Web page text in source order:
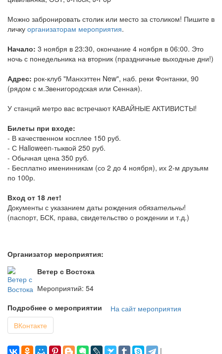
Можно забронировать столик или место за столиком! Пишите в
личку организаторам мероприятия.
Начало: 3 ноября в 23:30, окончание 4 ноября в 06:00. Это
ночь с понедельника на вторник (праздничные выходные дни!)
Адрес: рок-клуб "Манхэттен New", наб. реки Фонтанки, 90
(рядом с м.Звенигородская или Сенная).
У станций метро вас встречают КАВАЙНЫЕ АКТИВИСТЫ!
Билеты при входе:
- В качественном косплее 150 руб.
- С Halloween-тыквой 250 руб.
- Обычная цена 350 руб.
- Бесплатно именинникам (со 2 до 4 ноября), их 2-м друзьям
по 100р.
Вход от 18 лет!
Документы с указанием даты рождения обязательны!
(паспорт, БСК, права, свидетельство о рождении и т.д.)
Организатор мероприятия:
Ветер с Востока
Мероприятий: 54
Подробнее о мероприятии
На сайт мероприятия
ВКонтакте
|